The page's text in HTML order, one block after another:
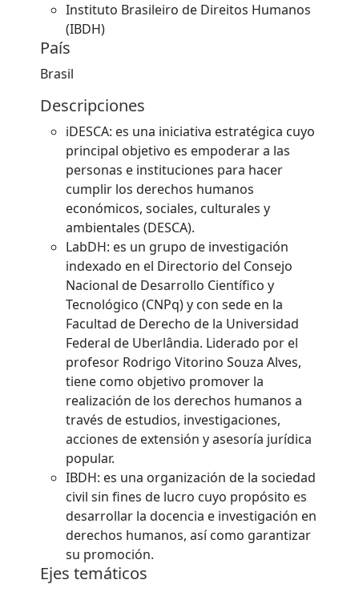
Instituto Brasileiro de Direitos Humanos
(IBDH)
País
Brasil
Descripciones
iDESCA: es una iniciativa estratégica cuyo
principal objetivo es empoderar a las
personas e instituciones para hacer
cumplir los derechos humanos
económicos, sociales, culturales y
ambientales (DESCA).
LabDH: es un grupo de investigación
indexado en el Directorio del Consejo
Nacional de Desarrollo Científico y
Tecnológico (CNPq) y con sede en la
Facultad de Derecho de la Universidad
Federal de Uberlândia. Liderado por el
profesor Rodrigo Vitorino Souza Alves,
tiene como objetivo promover la
realización de los derechos humanos a
través de estudios, investigaciones,
acciones de extensión y asesoría jurídica
popular.
IBDH: es una organización de la sociedad
civil sin fines de lucro cuyo propósito es
desarrollar la docencia e investigación en
derechos humanos, así como garantizar
su promoción.
Ejes temáticos